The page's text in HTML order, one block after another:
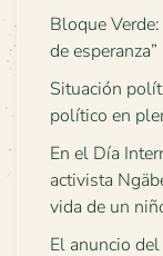
Bloque
de esperanza”
Situación
político en
En el Día
activista
vida de un
El anuncio